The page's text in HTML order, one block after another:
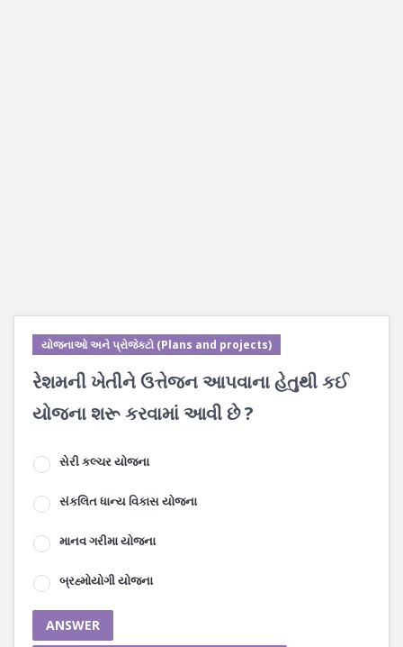
યોજનાઓ અને પ્રોજેક્ટો (Plans and projects)
રેશમની ખેતીને ઉત્તેજન આપવાના હેતુથી કઈ
યોજના શરૂ કરવામાં આવી છે ?
સેરી કલ્ચર યોજના
સંકલિત ધાન્ય વિકાસ યોજના
માનવ ગરીમા યોજના
બ્રહ્મોયોગી યોજના
ANSWER